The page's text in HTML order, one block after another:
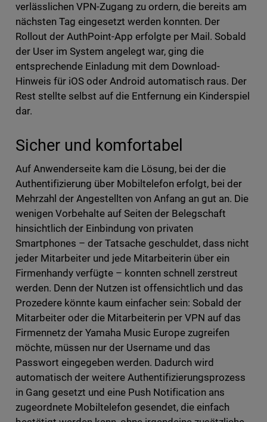
verlässlichen VPN-Zugang zu ordern, die bereits am
nächsten Tag eingesetzt werden konnten. Der
Rollout der AuthPoint-App erfolgte per Mail. Sobald
der User im System angelegt war, ging die
entsprechende Einladung mit dem Download-
Hinweis für iOS oder Android automatisch raus. Der
Rest stellte selbst auf die Entfernung ein Kinderspiel
dar.
Sicher und komfortabel
Auf Anwenderseite kam die Lösung, bei der die
Authentifizierung über Mobiltelefon erfolgt, bei der
Mehrzahl der Angestellten von Anfang an gut an. Die
wenigen Vorbehalte auf Seiten der Belegschaft
hinsichtlich der Einbindung von privaten
Smartphones – der Tatsache geschuldet, dass nicht
jeder Mitarbeiter und jede Mitarbeiterin über ein
Firmenhandy verfügte – konnten schnell zerstreut
werden. Denn der Nutzen ist offensichtlich und das
Prozedere könnte kaum einfacher sein: Sobald der
Mitarbeiter oder die Mitarbeiterin per VPN auf das
Firmennetz der Yamaha Music Europe zugreifen
möchte, müssen nur der Username und das
Passwort eingegeben werden. Dadurch wird
automatisch der weitere Authentifizierungsprozess
in Gang gesetzt und eine Push Notification ans
zugeordnete Mobiltelefon gesendet, die einfach